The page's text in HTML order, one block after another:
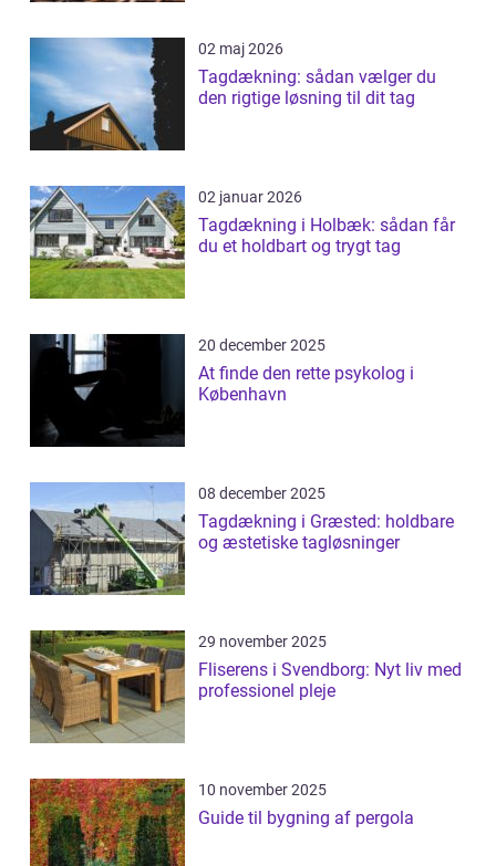
02 maj 2026
Tagdækning: sådan vælger du
den rigtige løsning til dit tag
02 januar 2026
Tagdækning i Holbæk: sådan får
du et holdbart og trygt tag
20 december 2025
At finde den rette psykolog i
København
08 december 2025
Tagdækning i Græsted: holdbare
og æstetiske tagløsninger
29 november 2025
Fliserens i Svendborg: Nyt liv med
professionel pleje
10 november 2025
Guide til bygning af pergola